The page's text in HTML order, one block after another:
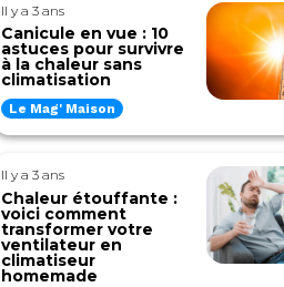
Il y a 3 ans
Canicule en vue : 10
astuces pour survivre
à la chaleur sans
climatisation
Le Mag' Maison
Il y a 3 ans
Chaleur étouffante :
voici comment
transformer votre
ventilateur en
climatiseur
homemade